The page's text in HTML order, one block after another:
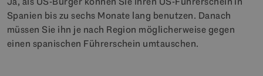
Spanien bis zu sechs Monate lang benutzen. Danach
müssen Sie ihn je nach Region möglicherweise gegen
einen spanischen Führerschein umtauschen.